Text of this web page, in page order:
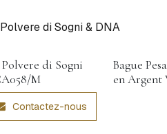
Polvere di Sogni & DNA
Polvere di Sogni
M
Contactez-nous
Bague
en Argent